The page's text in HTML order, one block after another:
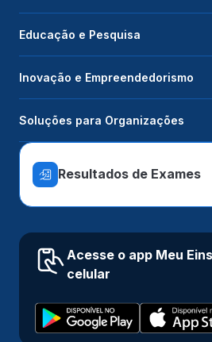
Educação e Pesquisa
Inovação e Empreendedorismo
Soluções para Organizações
Resultados de Exames
Acesse o app Meu
celular